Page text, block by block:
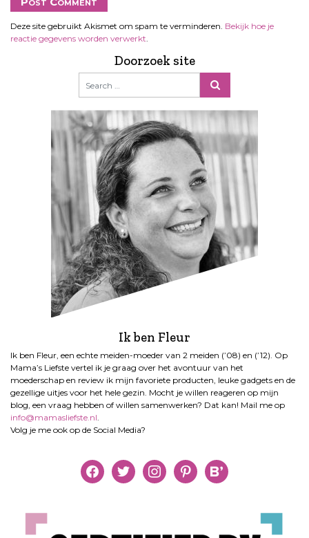
Deze site gebruikt Akismet om spam te verminderen. Bekijk hoe je
reactie gegevens worden verwerkt.
Doorzoek site
Ik ben Fleur
Ik ben Fleur, een echte meiden-moeder van 2 meiden (’08) en (’12). Op
Mama’s Liefste vertel ik je graag over het avontuur van het
moederschap en review ik mijn favoriete producten, leuke gadgets en de
gezellige uitjes voor het hele gezin. Mocht je willen reageren op mijn
blog, een vraag hebben of willen samenwerken? Dat kan! Mail me op
info@mamasliefste.nl.
Volg je me ook op de Social Media?
facebooktwitter instagrampinterestbloglovin